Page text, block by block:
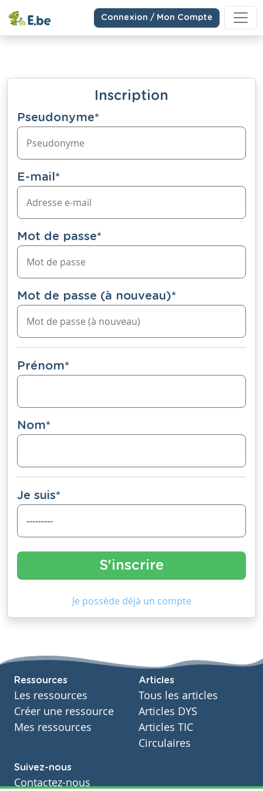
Connexion / Mon Compte
Inscription
Pseudonyme*
E-mail*
Mot de passe*
Mot de passe (à nouveau)*
Prénom*
Nom*
Je suis*
Je possède déjà un compte
Ressources
Les ressources
Créer une ressource
Mes ressources
Articles
Tous les articles
Articles DYS
Articles TIC
Circulaires
Suivez-nous
Contactez-nous